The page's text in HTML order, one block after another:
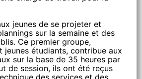
jeunes de se projeter et
sur la semaine et des
Ce premier groupe,
jeunes étudiants, contribue aux
sur la base de 35 heures par
de session, ils ont été reçus
des services et des